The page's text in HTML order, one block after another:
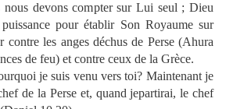
nous devons compter sur Lui seul ; Dieu
pour établir Son Royaume sur
les anges déchus de Perse (Ahura
de feu) et contre ceux de la Grèce.
je suis venu vers toi? Maintenant je
de la Perse et, quand jepartirai, le chef